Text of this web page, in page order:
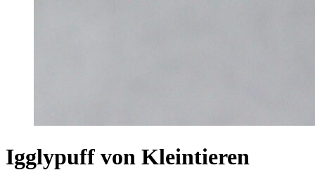
Igglypuff von Kleintieren